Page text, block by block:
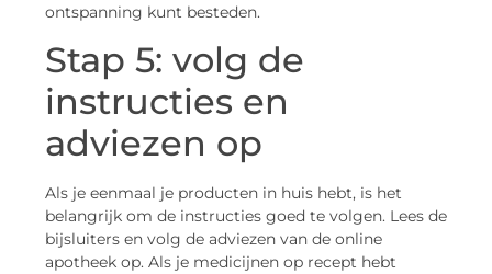
ontspanning kunt besteden.
Stap 5: volg de
instructies en
adviezen op
Als je eenmaal je producten in huis hebt, is het
belangrijk om de instructies goed te volgen. Lees de
bijsluiters en volg de adviezen van de online
apotheek op. Als je medicijnen op recept hebt